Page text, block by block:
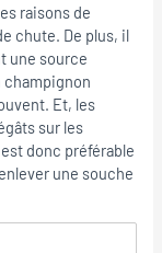
raisons de
chute. De plus, il
une source
champignon
Et, les
sur les
donc préférable
une souche